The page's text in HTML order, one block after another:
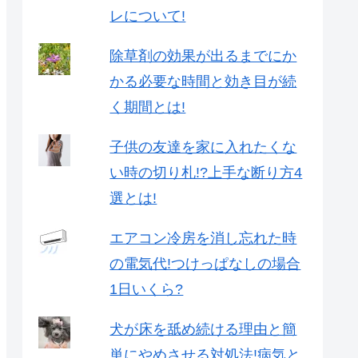
レについて!
除草剤の効果が出るまでにか
かる必要な時間と効き目が続
く期間とは!
子供の友達を家に入れたくな
い時の切り札!?上手な断り方4
選とは!
エアコン冷房を消し忘れた時
の電気代!つけっぱなしの場合
1日いくら?
犬が床を舐め続ける理由と簡